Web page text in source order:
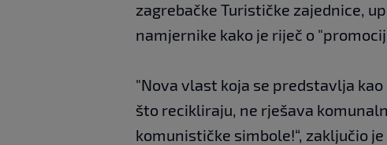
zagrebačke Turističke zajednice,
namjernike kako je riječ o
"Nova vlast koja se predstavlja
što recikliraju, ne rješava
komunističke simbole!“, zaključio